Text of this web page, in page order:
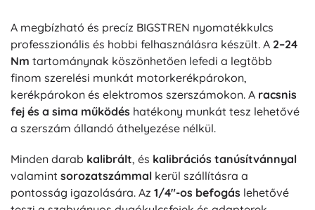
A megbízható és precíz BIGSTREN nyomatékkulcs
professzionális és hobbi felhasználásra készült. A 2–24
Nm tartománynak köszönhetően lefedi a legtöbb
finom szerelési munkát motorkerékpárokon,
kerékpárokon és elektromos szerszámokon. A racsnis
fej és a sima működés hatékony munkát tesz lehetővé
a szerszám állandó áthelyezése nélkül.
Minden darab kalibrált, és kalibrációs tanúsítvánnyal
valamint sorozatszámmal kerül szállításra a
pontosság igazolására. Az 1/4"-os befogás lehetővé